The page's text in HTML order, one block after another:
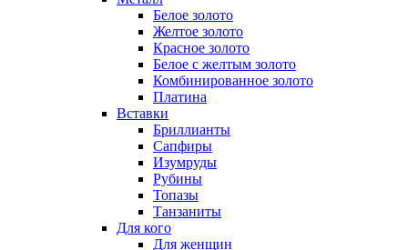
Белое золото
Желтое золото
Красное золото
Белое с желтым золото
Комбинированное золото
Платина
Вставки
Бриллианты
Сапфиры
Изумруды
Рубины
Топазы
Танзаниты
Для кого
Для женщин